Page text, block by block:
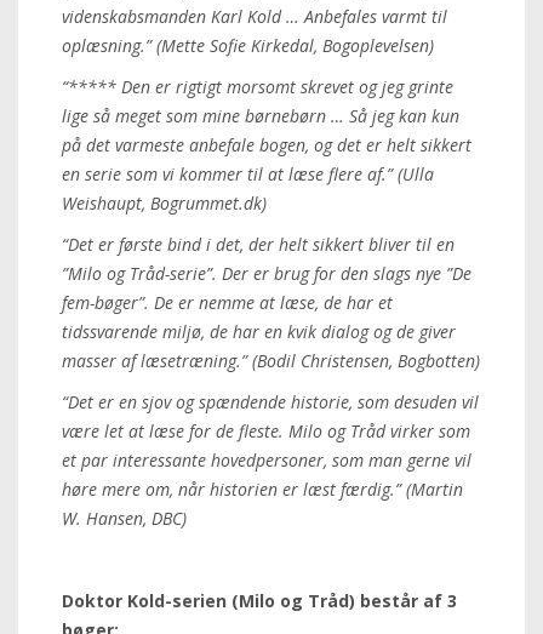
videnskabsmanden Karl Kold … Anbefales varmt til
oplæsning.” (Mette Sofie Kirkedal, Bogoplevelsen)
“***** Den er rigtigt morsomt skrevet og jeg grinte
lige så meget som mine børnebørn … Så jeg kan kun
på det varmeste anbefale bogen, og det er helt sikkert
en serie som vi kommer til at læse flere af.” (Ulla
Weishaupt, Bogrummet.dk)
“Det er første bind i det, der helt sikkert bliver til en
”Milo og Tråd-serie”. Der er brug for den slags nye ”De
fem-bøger”. De er nemme at læse, de har et
tidssvarende miljø, de har en kvik dialog og de giver
masser af læsetræning.” (Bodil Christensen, Bogbotten)
“Det er en sjov og spændende historie, som desuden vil
være let at læse for de fleste. Milo og Tråd virker som
et par interessante hovedpersoner, som man gerne vil
høre mere om, når historien er læst færdig.” (Martin
W. Hansen, DBC)
Doktor Kold-serien (Milo og Tråd) består af 3
bøger: